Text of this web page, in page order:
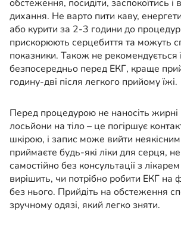
обстеження, посидіти, заспокоїтись і
дихання. Не варто пити каву,
або курити за 2-3 години до
прискорюють серцебиття та можуть
показники. Також не рекомендується
безпосередньо перед ЕКГ, краще
годину-дві після легкого прийому їжі.
Перед процедурою не наносіть
лосьйони на тіло – це погіршує
шкірою, і запис може вийти
приймаєте будь-які ліки для серця, не
самостійно без консультації з
вирішить, чи потрібно робити ЕКГ на
без нього. Прийдіть на обстеження
зручному одязі, який легко зняти.